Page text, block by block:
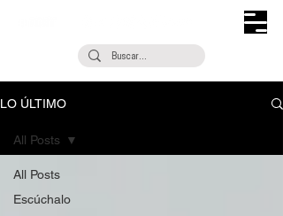
LO ÚLTIMO
All Posts
Escúchalo
All Posts